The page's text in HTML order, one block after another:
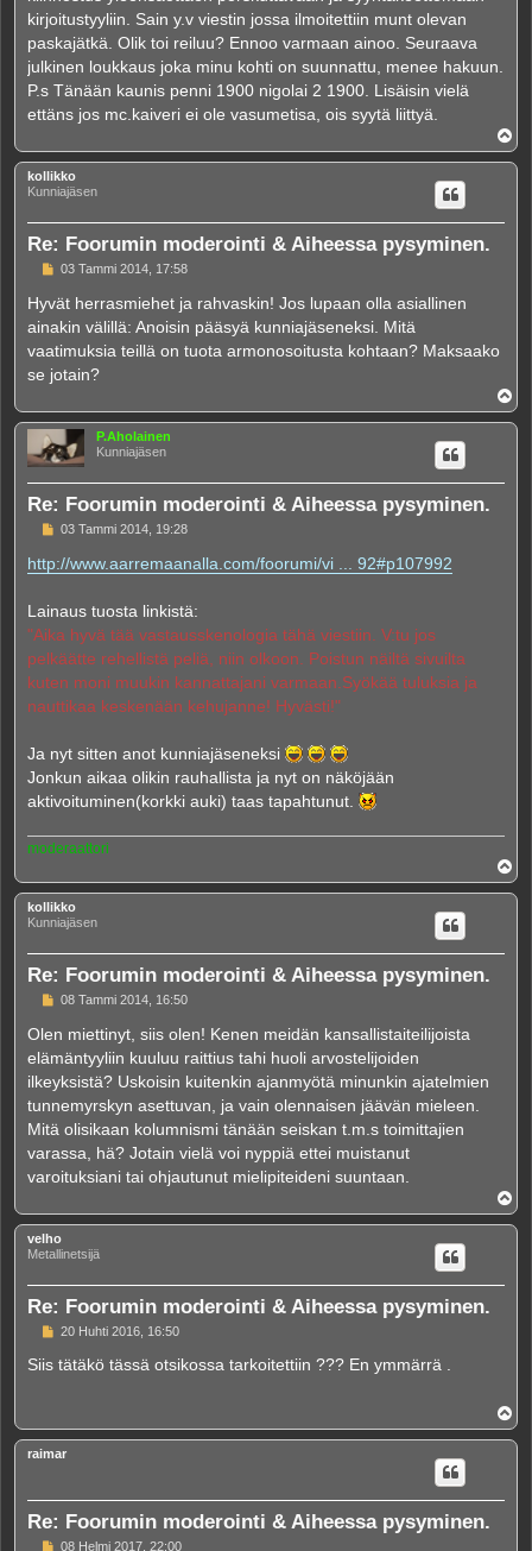
kirjoitustyyliin. Sain y.v viestin jossa ilmoitettiin munt olevan
paskajätkä. Olik toi reiluu? Ennoo varmaan ainoo. Seuraava
julkinen loukkaus joka minu kohti on suunnattu, menee hakuun.
P.s Tänään kaunis penni 1900 nigolai 2 1900. Lisäisin vielä
ettäns jos mc.kaiveri ei ole vasumetisa, ois syytä liittyä.
l
ö
kollikko
Kunniajäsen
Re: Foorumin moderointi & Aiheessa pysyminen.
V
e
t
i
03 Tammi 2014, 17:58
Hyvät herrasmiehet ja rahvaskin! Jos lupaan olla asiallinen
ainakin välillä: Anoisin pääsyä kunniajäseneksi. Mitä
vaatimuksia teillä on tuota armonosoitusta kohtaan? Maksaako
se jotain?
l
ö
P.Aholainen
Kunniajäsen
Re: Foorumin moderointi & Aiheessa pysyminen.
V
e
s
03 Tammi 2014, 19:28
http://www.aarremaanalla.com/foorumi/vi ... 92#p107992
Lainaus tuosta linkistä:
"Aika hyvä tää vastausskenologia tähä viestiin. V:tu jos
pelkäätte rehellistä peliä, niin olkoon. Poistun näiltä sivuilta
kuten moni muukin kannattajani varmaan.Syökää tuluksia ja
nauttikaa keskenään kehujanne! Hyvästi!"
Ja nyt sitten anot kunniajäseneksi
Jonkun aikaa olikin rauhallista ja nyt on näköjään
aktivoituminen(korkki auki) taas tapahtunut.
moderaattori
l
ö
kollikko
Kunniajäsen
Re: Foorumin moderointi & Aiheessa pysyminen.
V
e
s
t
08 Tammi 2014, 16:50
Olen miettinyt, siis olen! Kenen meidän kansallistaiteilijoista
elämäntyyliin kuuluu raittius tahi huoli arvostelijoiden
ilkeyksistä? Uskoisin kuitenkin ajanmyötä minunkin ajatelmien
tunnemyrskyn asettuvan, ja vain olennaisen jäävän mieleen.
Mitä olisikaan kolumnismi tänään seiskan t.m.s toimittajien
varassa, hä? Jotain vielä voi nyppiä ettei muistanut
varoituksiani tai ohjautunut mielipiteideni suuntaan.
l
ö
velho
Metallinetsijä
Re: Foorumin moderointi & Aiheessa pysyminen.
V
e
20 Huhti 2016, 16:50
Siis tätäkö tässä otsikossa tarkoitettiin ??? En ymmärrä .
l
ö
raimar
Re: Foorumin moderointi & Aiheessa pysyminen.
V08 Helmi 2017, 22:00